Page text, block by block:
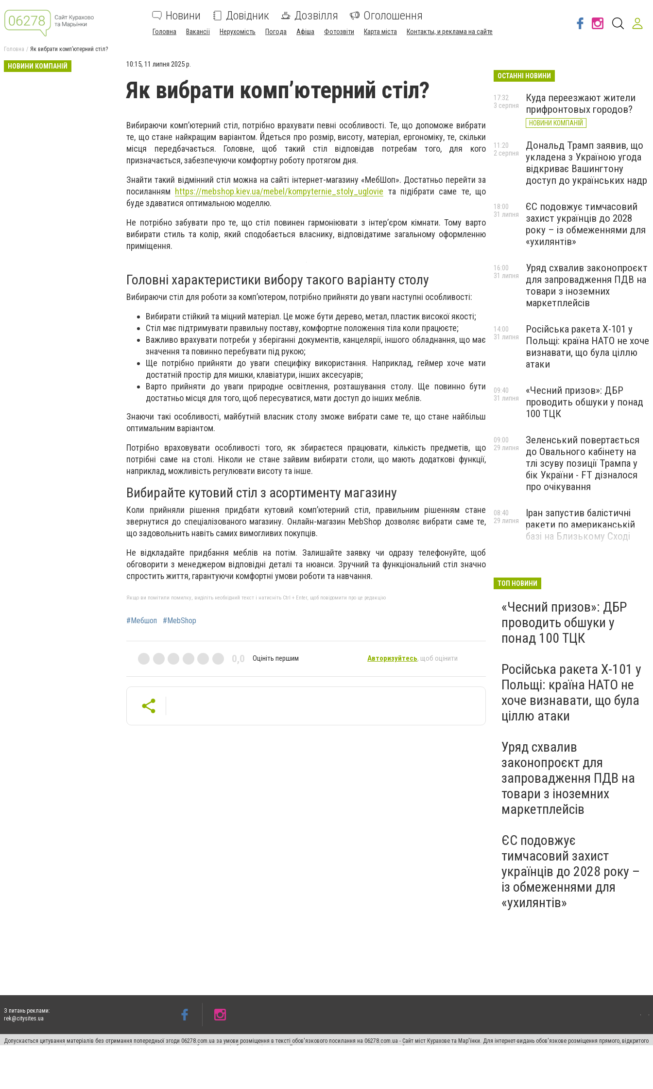
Новини Довідник Дозвілля Оголошення
Головна Вакансії Нерухомість Погода Афіша Фотозвіти Карта міста Контакты, и реклама на сайте
Головна Як вибрати комп’ютерний стіл?
НОВИНИ КОМПАНІЙ 10:15, 11 липня 2025 р.
Як вибрати комп’ютерний стіл?
Вибираючи комп’ютерний стіл, потрібно врахувати певні особливості. Те, що допоможе вибрати
те, що стане найкращим варіантом. Йдеться про розмір, висоту, матеріал, ергономіку, те, скільки
місця передбачається. Головне, щоб такий стіл відповідав потребам того, для кого
призначається, забезпечуючи комфортну роботу протягом дня.
Знайти такий відмінний стіл можна на сайті інтернет-магазину «МебШоп». Достатньо перейти за
посиланням https://mebshop.kiev.ua/mebel/kompyternie_stoly_uglovie та підібрати саме те, що
буде здаватися оптимальною моделлю.
Не потрібно забувати про те, що стіл повинен гармоніювати з інтер’єром кімнати. Тому варто
вибирати стиль та колір, який сподобається власнику, відповідатиме загальному оформленню
приміщення.
Головні характеристики вибору такого варіанту столу
Вибираючи стіл для роботи за комп’ютером, потрібно прийняти до уваги наступні особливості:
Вибирати стійкий та міцний матеріал. Це може бути дерево, метал, пластик високої якості;
Стіл має підтримувати правильну поставу, комфортне положення тіла коли працюєте;
Важливо врахувати потреби у зберіганні документів, канцелярії, іншого обладнання, що має
значення та повинно перебувати під рукою;
Ще потрібно прийняти до уваги специфіку використання. Наприклад, геймер хоче мати
достатній простір для мишки, клавіатури, інших аксесуарів;
Варто прийняти до уваги природне освітлення, розташування столу. Ще повинно бути
достатньо місця для того, щоб пересуватися, мати доступ до інших меблів.
Знаючи такі особливості, майбутній власник столу зможе вибрати саме те, що стане найбільш
оптимальним варіантом.
Потрібно враховувати особливості того, як збираєтеся працювати, кількість предметів, що
потрібні саме на столі. Ніколи не стане зайвим вибирати столи, що мають додаткові функції,
наприклад, можливість регулювати висоту та інше.
Вибирайте кутовий стіл з асортименту магазину
Коли прийняли рішення придбати кутовий комп’ютерний стіл, правильним рішенням стане
звернутися до спеціалізованого магазину. Онлайн-магазин MebShop дозволяє вибрати саме те,
що задовольнить навіть самих вимогливих покупців.
Не відкладайте придбання меблів на потім. Залишайте заявку чи одразу телефонуйте, щоб
обговорити з менеджером відповідні деталі та нюанси. Зручний та функціональний стіл значно
спростить життя, гарантуючи комфортні умови роботи та навчання.
Якщо ви помітили помилку, виділіть необхідний текст і натисніть Ctrl + Enter, щоб повідомити про це редакцію
#Мебшоп #MebShop
0,0 Оцініть першим Авторизуйтесь, щоб оцінити
ОСТАННІ НОВИНИ
Куда переезжают жители
прифронтовых городов?
НОВИНИ КОМПАНІЙ
17:32
3 серпня
Дональд Трамп заявив, що
укладена з Україною угода
відкриває Вашингтону
доступ до українських надр
11:20
2 серпня
ЄС подовжує тимчасовий
захист українців до 2028
року – із обмеженнями для
«ухилянтів»
18:00
31 липня
Уряд схвалив законопроєкт
для запровадження ПДВ на
товари з іноземних
маркетплейсів
16:00
31 липня
Російська ракета Х-101 у
Польщі: країна НАТО не хоче
визнавати, що була ціллю
атаки
14:00
31 липня
«Чесний призов»: ДБР
проводить обшуки у понад
100 ТЦК
09:40
31 липня
Зеленський повертається
до Овального кабінету на
тлі зсуву позиції Трампа у
бік України - FT дізналося
про очікування
09:00
29 липня
Іран запустив балістичні
ракети по американській
базі на Близькому Сході
08:40
29 липня
ТОП НОВИНИ
«Чесний призов»: ДБР
проводить обшуки у
понад 100 ТЦК
Російська ракета Х-101 у
Польщі: країна НАТО не
хоче визнавати, що була
ціллю атаки
Уряд схвалив
законопроєкт для
запровадження ПДВ на
товари з іноземних
маркетплейсів
ЄС подовжує
тимчасовий захист
українців до 2028 року –
із обмеженнями для
«ухилянтів»
З питань реклами:
rek@citysites.ua
Допускається цитування матеріалів без отримання попередньої згоди 06278.com.ua за умови розміщення в тексті обов'язкового посилання на 06278.com.ua - Сайт міст Курахове та Мар'їнки. Для інтернет-видань обов'язкове розміщення прямого, відкритого
для пошукових систем гіперпосилання на цитовані статті не нижче другого абзацу в тексті або в якості джерела. Порушення виняткових прав переслідується Законом.